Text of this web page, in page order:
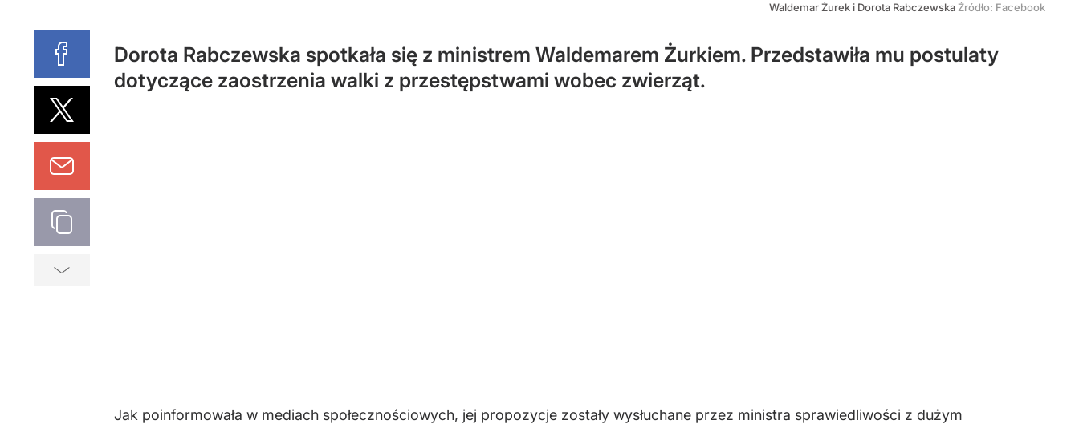
Waldemar Żurek i Dorota Rabczewska Źródło: Facebook
Dorota Rabczewska spotkała się z ministrem Waldemarem Żurkiem. Przedstawiła mu postulaty
dotyczące zaostrzenia walki z przestępstwami wobec zwierząt.
Jak poinformowała w mediach społecznościowych, jej propozycje zostały wysłuchane przez ministra sprawiedliwości z dużym